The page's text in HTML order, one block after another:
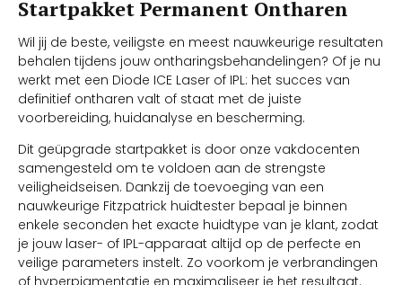
Startpakket Permanent Ontharen
Wil jij de beste, veiligste en meest nauwkeurige resultaten
behalen tijdens jouw ontharingsbehandelingen? Of je nu
werkt met een Diode ICE Laser of IPL: het succes van
definitief ontharen valt of staat met de juiste
voorbereiding, huidanalyse en bescherming.
Dit geüpgrade startpakket is door onze vakdocenten
samengesteld om te voldoen aan de strengste
veiligheidseisen. Dankzij de toevoeging van een
nauwkeurige Fitzpatrick huidtester bepaal je binnen
enkele seconden het exacte huidtype van je klant, zodat
je jouw laser- of IPL-apparaat altijd op de perfecte en
veilige parameters instelt. Zo voorkom je verbrandingen